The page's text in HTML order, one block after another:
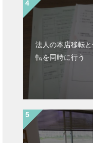
法人の本店移転
転を同時に行う